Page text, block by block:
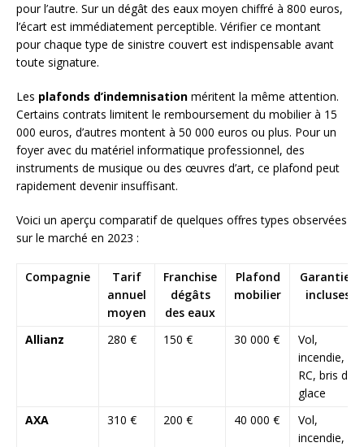
pour l’autre. Sur un dégât des eaux moyen chiffré à 800 euros,
l’écart est immédiatement perceptible. Vérifier ce montant
pour chaque type de sinistre couvert est indispensable avant
toute signature.
Les plafonds d’indemnisation méritent la même attention.
Certains contrats limitent le remboursement du mobilier à 15
000 euros, d’autres montent à 50 000 euros ou plus. Pour un
foyer avec du matériel informatique professionnel, des
instruments de musique ou des œuvres d’art, ce plafond peut
rapidement devenir insuffisant.
Voici un aperçu comparatif de quelques offres types observées
sur le marché en 2023 :
Compagnie
Tarif
annuel
moyen
Franchise
dégâts
des eaux
Plafond
mobilier
Garanties
incluses
Allianz 280 € 150 € 30 000 €
Vol,
incendie,
RC, bris de
glace
AXA
310 € 200 € 40 000 €
Vol,
incendie,